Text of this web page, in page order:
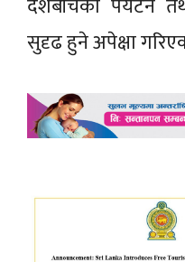
सुदृढ हुने अपेक्षा